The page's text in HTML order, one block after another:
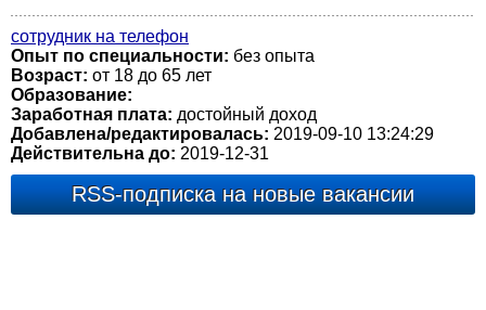
сотрудник на телефон
Опыт по специальности: без опыта
Возраст: от 18 до 65 лет
Образование:
Заработная плата: достойный доход
Добавлена/редактировалась: 2019-09-10 13:24:29
Действительна до: 2019-12-31
RSS-подписка на новые вакансии